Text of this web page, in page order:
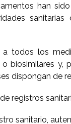
han
todos los
biosimilares y,
dispongan de
registros
sanitario,